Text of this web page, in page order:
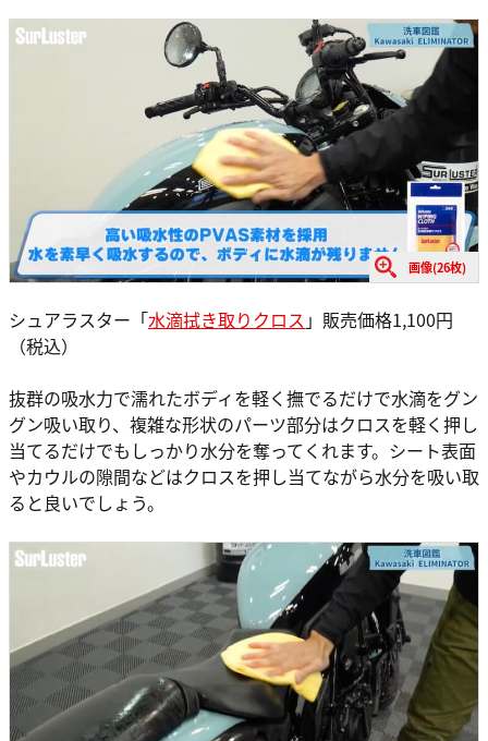
画像(26枚)
シュアラスター「水滴拭き取りクロス 」販売価格1,100円
（税込）
抜群の吸水力で濡れたボディを軽く撫でるだけで水滴をグン
グン吸い取り、複雑な形状のパーツ部分はクロスを軽く押し
当てるだけでもしっかり水分を奪ってくれます。シート表面
やカウルの隙間などはクロスを押し当てながら水分を吸い取
ると良いでしょう。